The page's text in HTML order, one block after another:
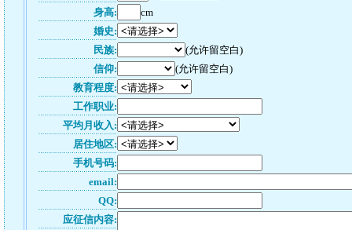
身高:
cm
婚史:
民族:
(允许留空白)
信仰:
(允许留空白)
教育程度:
工作职业:
平均月收入:
居住地区:
手机号码:
email:
QQ:
应征信内容: